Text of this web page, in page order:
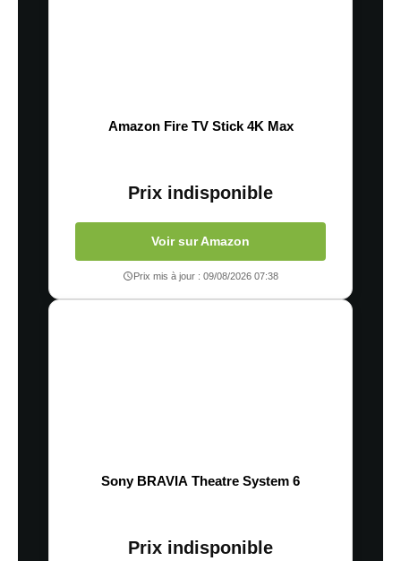
Amazon Fire TV Stick 4K Max
Prix indisponible
Voir sur Amazon
Prix mis à jour : 09/08/2026 07:38
Sony BRAVIA Theatre System 6
Prix indisponible